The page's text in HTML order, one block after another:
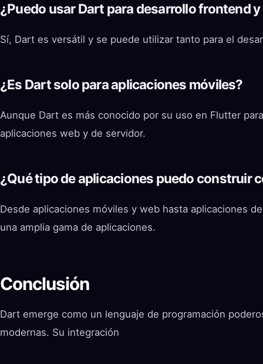
¿Puedo usar Dart para desarrollo frontend
Sí, Dart es versátil y se puede utilizar tanto para el
¿Es Dart solo para aplicaciones móviles?
Aunque Dart es más conocido por su uso en Flutter
aplicaciones web y de servidor.
¿Qué tipo de aplicaciones puedo construir
Desde aplicaciones móviles y web hasta aplicaciones
una amplia gama de aplicaciones.
Conclusión
Dart emerge como un lenguaje de programación
modernas. Su integración